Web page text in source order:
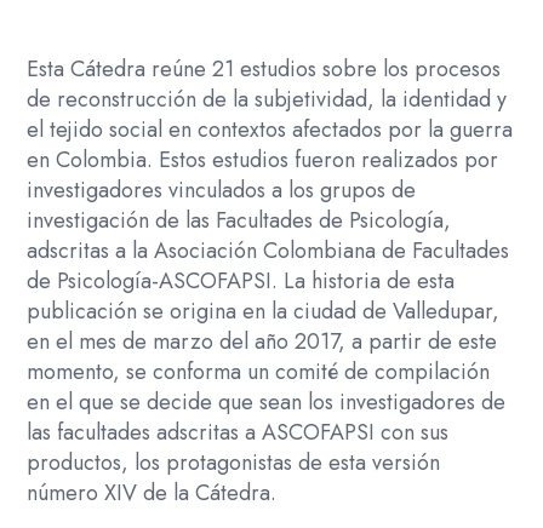
cantidad
Esta Cátedra reúne 21 estudios sobre los procesos
de reconstrucción de la subjetividad, la identidad y
el tejido social en contextos afectados por la guerra
en Colombia. Estos estudios fueron realizados por
investigadores vinculados a los grupos de
investigación de las Facultades de Psicología,
adscritas a la Asociación Colombiana de Facultades
de Psicología-ASCOFAPSI. La historia de esta
publicación se origina en la ciudad de Valledupar,
en el mes de marzo del año 2017, a partir de este
momento, se conforma un comité de compilación
en el que se decide que sean los investigadores de
las facultades adscritas a ASCOFAPSI con sus
productos, los protagonistas de esta versión
número XIV de la Cátedra.